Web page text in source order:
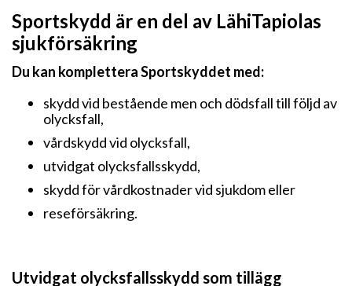
Sportskydd är en del av LähiTapiolas
sjukförsäkring
Du kan komplettera Sportskyddet med:
skydd vid bestående men och dödsfall till följd av
olycksfall,
vårdskydd vid olycksfall,
utvidgat olycksfallsskydd,
skydd för vårdkostnader vid sjukdom eller
reseförsäkring.
Utvidgat olycksfallsskydd som tillägg